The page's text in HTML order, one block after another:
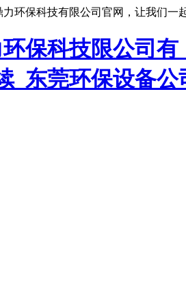
环保科技有限公司官网，让我们一